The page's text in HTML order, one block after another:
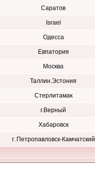
Саратов
Israel
Одесса
Евпатория
Москва
Таллин.Эстония
Стерлитамак
г.Верный
Хабаровск
г. Петропавловск-Камчатский